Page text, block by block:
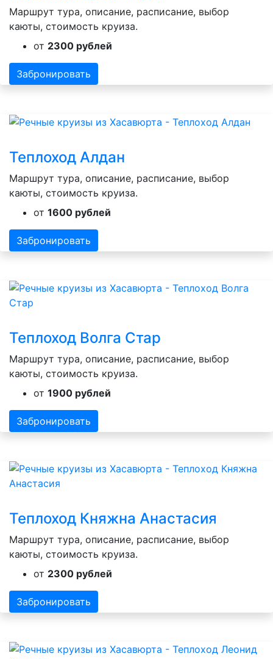
Маршрут тура, описание, расписание, выбор
каюты, стоимость круиза.
от 2300 рублей
Забронировать
Теплоход Алдан
Маршрут тура, описание, расписание, выбор
каюты, стоимость круиза.
от 1600 рублей
Забронировать
Теплоход Волга Стар
Маршрут тура, описание, расписание, выбор
каюты, стоимость круиза.
от 1900 рублей
Забронировать
Теплоход Княжна Анастасия
Маршрут тура, описание, расписание, выбор
каюты, стоимость круиза.
от 2300 рублей
Забронировать